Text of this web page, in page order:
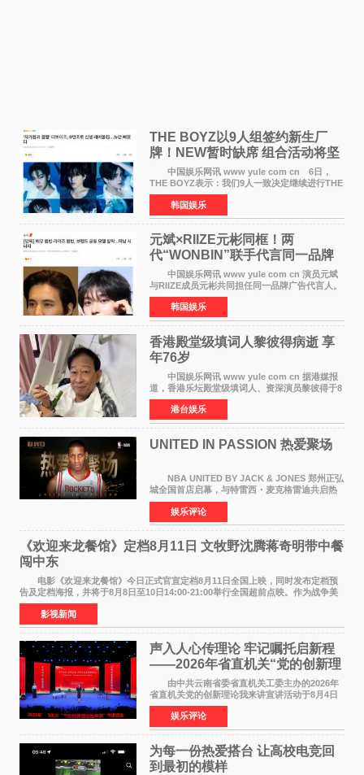
THE BOYZ以9人组签约新生厂
牌！NEW暂时缺席 组合活动将坚
定不移继续
中国娱乐网讯 www yule com cn 6日，
THE BOYZ表示：我们9人一致决定继续进行THE
BOYZ组合活动，并且已经完成了组合团体活动
签约。目前正在新生厂牌下进行活动准备。尚未
离开THE BOYZ原所
韩国娱乐
元斌×RIIZE元彬同框！两
代“WONBIN”联手代言同一品牌
颜值天花板合体
中国娱乐网讯 www yule com cn 演员元斌
与RIIZE成员元彬共同担任同一品牌广告代言人。
6日据独家报道，继演员元斌之后，RIIZE元彬最
近也被选为某在线中介平台A公司的共同广告代言
人，两人将作
韩国娱乐
香港殿堂级填词人黎彼得病逝 享
年76岁​
中国娱乐网讯 www yule com cn 据港媒报
道，香港乐坛殿堂级填词人、资深演员黎彼得于8
月5日上午因病离世，终年76岁。好友钟志光透
露，黎彼得今年3月中风后便卧床休养，身体机能
持续衰退，最
港台娱乐
UNITED IN PASSION 热爱聚场
NBA UNITED BY JACK & JONES 郑州正弘
城全国首店启幕，与特雷西・麦克格雷迪共启热
爱 2026 年7 月21 日，
NBAUNITEDBYJACK&JONES 全国首店，于郑
州正弘城正式启幕。NBA 传奇球星
娱乐评论
《欢迎来龙餐馆》定档8月11日 文牧野沈腾蒋奇明带中餐
闯中东
电影《欢迎来龙餐馆》今日正式官宣定档8月11日全国上映，同时发布定档预
告及定档海报，并将于8月8日至10日14:00-21:00举行全国超前点映。作为战争美
食大片，影片讲述的是中国厨师徐福（沈腾
影视新闻
声入人心传理论 牢记嘱托启新程
——2026年省直机关“党的创新理
论我来讲”宣讲活动圆满落幕
由中共云南省委省直机关工委主办的2026年
省直机关党的创新理论我来讲宣讲活动于8月4日
至5日在昆明举办。活动以 "牢记嘱托 感恩奋进
开创云南发展新局面 "为主题，坚持以新时代中国
特色社会主义
娱乐评论
为每一份热爱搭台 让高校电竞回
到最初的模样